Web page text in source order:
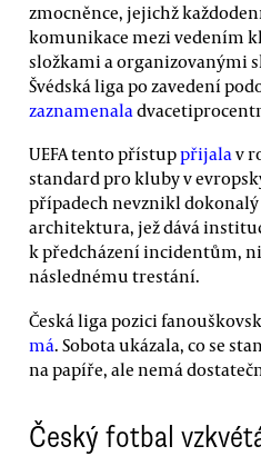
zmocněnce, jejichž
komunikace mezi vedením
složkami a organizovanými
Švédská liga po zavedení
zaznamenala
UEFA tento přístuppřijalav
standard pro kluby v
případech nevznikl
architektura, jež dává
k předcházení incidentům,
následnému trestání.
Česká liga pozici
má. Sobota ukázala, co se
na papíře, ale nemá
Český fotbal